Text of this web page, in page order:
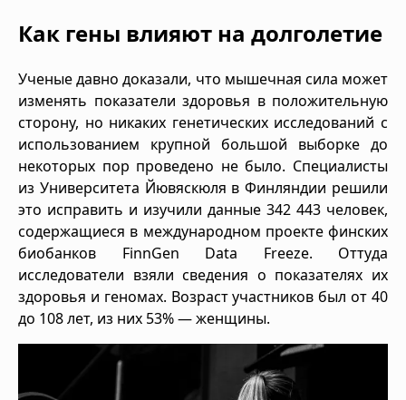
Как гены влияют на долголетие
Ученые давно доказали, что мышечная сила может
изменять показатели здоровья в положительную
сторону, но никаких генетических исследований с
использованием крупной большой выборке до
некоторых пор проведено не было. Специалисты
из Университета Йювяскюля в Финляндии решили
это исправить и изучили данные 342 443 человек,
содержащиеся в международном проекте финских
биобанков FinnGen Data Freeze. Оттуда
исследователи взяли сведения о показателях их
здоровья и геномах. Возраст участников был от 40
до 108 лет, из них 53% — женщины.